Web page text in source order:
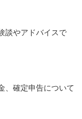
談やアドバイスで
、確定申告について